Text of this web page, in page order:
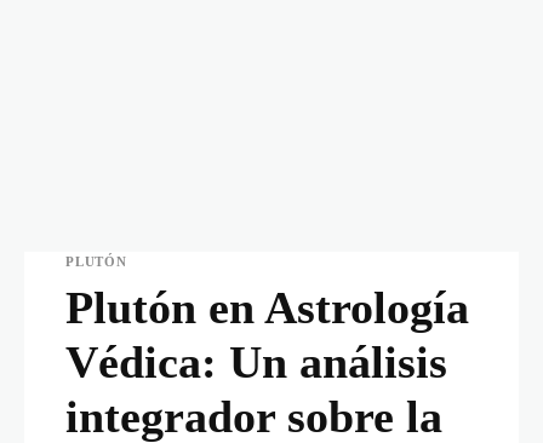
PLUTÓN
Plutón en Astrología
Védica: Un análisis
integrador sobre la